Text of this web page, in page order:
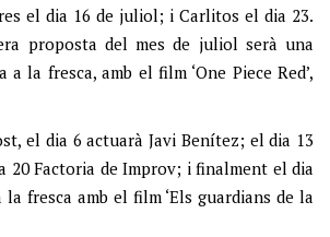
el dia 16 de juliol; i Carlitos el dia 23.
proposta del mes de juliol serà una
a la fresca, amb el film ‘One Piece Red’,
el dia 6 actuarà Javi Benítez; el dia 13
20 Factoria de Improv; i finalment el dia
la fresca amb el film ‘Els guardians de la